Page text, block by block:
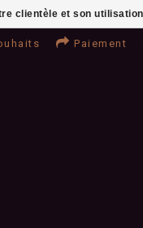
Paiement
clientèle et son